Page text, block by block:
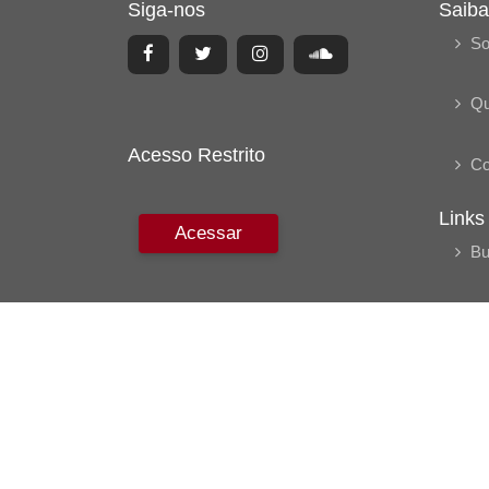
Siga-nos
Acesso Restrito
Acessar